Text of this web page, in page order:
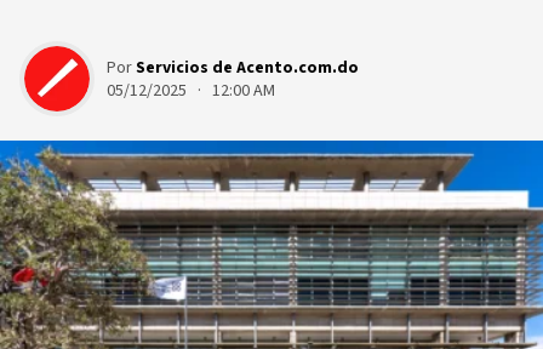
PorServicios de Acento.com.do
05/12/2025 · 12:00 AM